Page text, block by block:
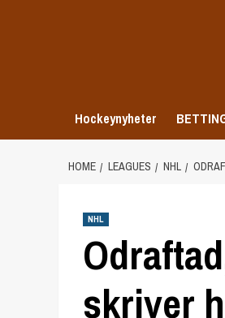
Hockeynyheter
HOME LEAGUES NHL
NHL
skriver